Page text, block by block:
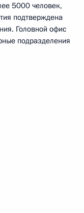
5000 человек,
подтверждена
Головной офис
подразделения